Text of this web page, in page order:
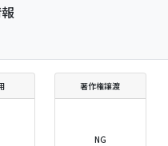
著作権譲渡
NG